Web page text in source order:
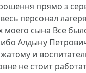
прямо з
персонал
моего сына Все
Алдыну
и
не стоит